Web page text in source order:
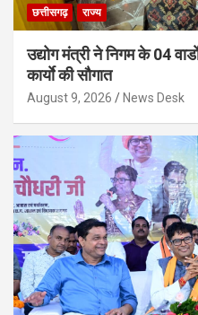
छत्तीसगढ़ राज्य
उद्योग मंत्री ने निगम के 04
कार्याे की सौगात
August 9, 2026 News Desk